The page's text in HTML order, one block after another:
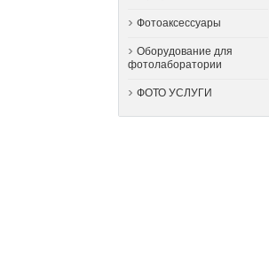
Фотоаксессуары
Оборудование для
фотолаборатории
ФОТО УСЛУГИ